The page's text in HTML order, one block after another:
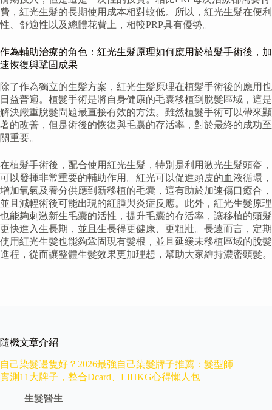
費，紅光生髮的長期使用成本相對較低。所以，紅光生髮在便利
性、舒適性以及總體花費上，相較PRP具有優勢。
作為輔助治療的角色：紅光生髮原理如何應用於植髮手術後，加
速恢復與鞏固成果
除了作為獨立的生髮方案，紅光生髮原理在植髮手術後的應用也
日益普遍。植髮手術是將自身健康的毛囊移植到脫髮區域，這是
解決嚴重脫髮問題最直接有效的方法。雖然植髮手術可以帶來顯
著的改善，但是術後的恢復與毛囊的存活率，對於最終的成功至
關重要。
在植髮手術後，配合使用紅光生髮，特別是利用激光生髮頭盔，
可以發揮非常重要的輔助作用。紅光可以促進頭皮的血液循環，
增加氧氣及養分供應到新移植的毛囊，這有助於加速傷口癒合，
並且減輕術後可能出現的紅腫與炎症反應。此外，紅光生髮原理
也能夠刺激新生毛囊的活性，提升毛囊的存活率，讓移植的頭髮
更快進入生長期，並且生長得更健康、更粗壯。長遠而言，定期
使用紅光生髮也能夠鞏固現有髮根，並且延緩未移植區域的脫髮
進程，從而讓整體生髮效果更加理想，幫助大家維持濃密頭髮。
隨機文章介紹
自己染髮邊隻好？2026最強自己染髮牌子推薦：髮型師
實測11大牌子，整合Dcard、LIHKG心得懶人包
生髮醫生